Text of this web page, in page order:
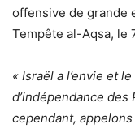
offensive de grande
Tempête al-Aqsa, le
« Israël a l’envie et
d’indépendance des
cependant, appelons